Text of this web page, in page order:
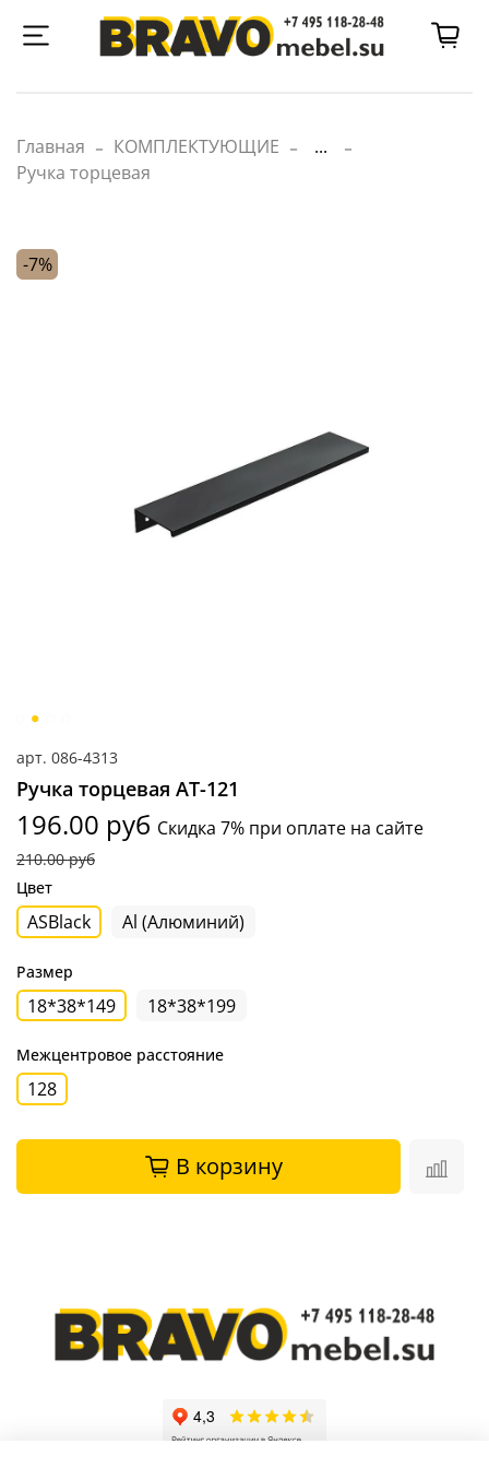
Главная КОМПЛЕКТУЮЩИЕ
...
Ручка торцевая
-7%
арт. 086-4313
Ручка торцевая AT-121
196.00 руб Скидка 7% при оплате на сайте
210.00 руб
Цвет
ASBlack Al (Алюминий)
Размер
18*38*149 18*38*199
Межцентровое расстояние
128
В корзину